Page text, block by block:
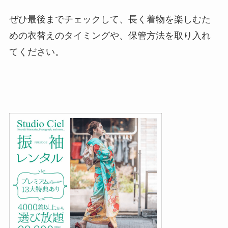
ぜひ最後までチェックして、長く着物を楽しむた
めの衣替えのタイミングや、保管方法を取り入れ
てください。